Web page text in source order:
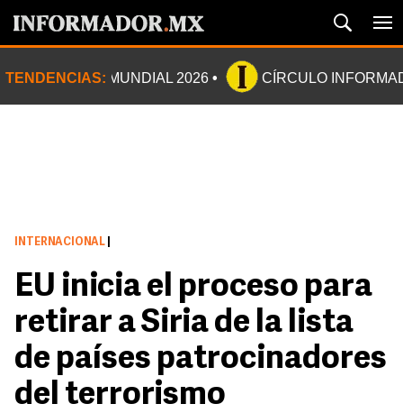
TENDENCIAS: MUNDIAL 2026 CÍRCULO
INTERNACIONAL
EU inicia el proceso para
retirar a Siria de la lista
de países patrocinadores
del terrorismo